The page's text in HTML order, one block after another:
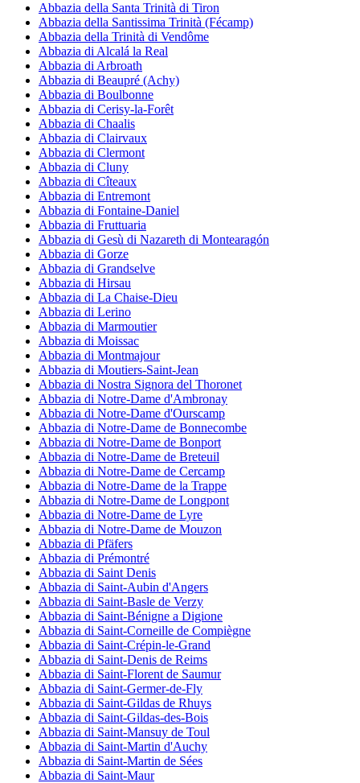
Abbazia della Santa Trinità di Tiron
Abbazia della Santissima Trinità (Fécamp)
Abbazia della Trinità di Vendôme
Abbazia di Alcalá la Real
Abbazia di Arbroath
Abbazia di Beaupré (Achy)
Abbazia di Boulbonne
Abbazia di Cerisy-la-Forêt
Abbazia di Chaalis
Abbazia di Clairvaux
Abbazia di Clermont
Abbazia di Cluny
Abbazia di Cîteaux
Abbazia di Entremont
Abbazia di Fontaine-Daniel
Abbazia di Fruttuaria
Abbazia di Gesù di Nazareth di Montearagón
Abbazia di Gorze
Abbazia di Grandselve
Abbazia di Hirsau
Abbazia di La Chaise-Dieu
Abbazia di Lerino
Abbazia di Marmoutier
Abbazia di Moissac
Abbazia di Montmajour
Abbazia di Moutiers-Saint-Jean
Abbazia di Nostra Signora del Thoronet
Abbazia di Notre-Dame d'Ambronay
Abbazia di Notre-Dame d'Ourscamp
Abbazia di Notre-Dame de Bonnecombe
Abbazia di Notre-Dame de Bonport
Abbazia di Notre-Dame de Breteuil
Abbazia di Notre-Dame de Cercamp
Abbazia di Notre-Dame de la Trappe
Abbazia di Notre-Dame de Longpont
Abbazia di Notre-Dame de Lyre
Abbazia di Notre-Dame de Mouzon
Abbazia di Pfäfers
Abbazia di Prémontré
Abbazia di Saint Denis
Abbazia di Saint-Aubin d'Angers
Abbazia di Saint-Basle de Verzy
Abbazia di Saint-Bénigne a Digione
Abbazia di Saint-Corneille de Compiègne
Abbazia di Saint-Crépin-le-Grand
Abbazia di Saint-Denis de Reims
Abbazia di Saint-Florent de Saumur
Abbazia di Saint-Germer-de-Fly
Abbazia di Saint-Gildas de Rhuys
Abbazia di Saint-Gildas-des-Bois
Abbazia di Saint-Mansuy de Toul
Abbazia di Saint-Martin d'Auchy
Abbazia di Saint-Martin de Sées
Abbazia di Saint-Maur